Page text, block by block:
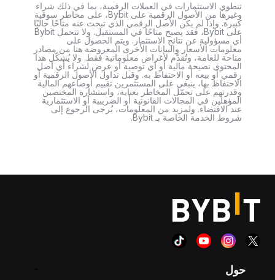
تنطوي الاستثمارات في العملات الرقمية، بما في ذلك شراء
وغيرها من الأصول الرقمية على Bybit، على مخاطر سوقية
كبيرة. وإذا لم يكن الأصل الرقمي الذي تبحث عنه متاحًا حاليًا
على Bybit، فقد يصبح متاحًا في المستقبل. ولا تتحمل Bybit
أي مسؤولية عن نتائج الاستثمار. ويتم الحصول على
معلومات الأسعار والبيانات الأخرى المعروضة هنا من مصادر
متاحة للعامة، وتُقدَّم لأغراض معلوماتية فقط. ولا يُشكّل هذا
المحتوى نصيحة مالية أو أي توصية أو عرض لشراء أي أصل
رقمي أو بيعه أو الاحتفاظ به. وقبل تداول الأصول الرقمية أو
الاحتفاظ بها، ينبغي على المستثمرين تقييم أوضاعهم المالية
وقدرتهم على تحمّل المخاطر بعناية، واستشارة المختصين
المؤهلين في المجالات القانونية أو الضريبية أو الاستثمارية
عند الاقتضاء. ولمزيد من المعلومات، يُرجى الرجوع إلى
شروط الخدمة الخاصة بـ Bybit.
حول